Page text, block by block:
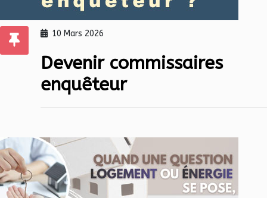
10 Mars 2026
Devenir commissaires
enquêteur